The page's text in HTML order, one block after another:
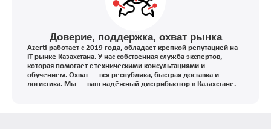
Доверие, поддержка, охват рынка
Azerti работает с 2019 года, обладает крепкой репутацией на
IT-рынке Казахстана. У нас собственная служба экспертов,
которая помогает с техническими консультациями и
обучением. Охват — вся республика, быстрая доставка и
логистика. Мы — ваш надёжный дистрибьютор в Казахстане.